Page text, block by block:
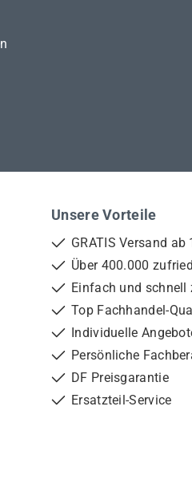
Unsere Vorteile
GRATIS Versand ab
Über 400.000
Einfach und schnell
Top Fachhandel-
Individuelle
Persönliche
DF Preisgarantie
Ersatzteil-Service